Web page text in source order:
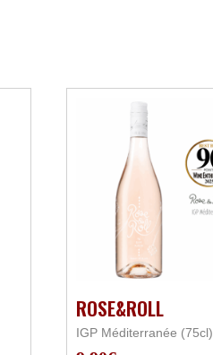
ROSE&ROLL
IGP Méditerranée (75cl)